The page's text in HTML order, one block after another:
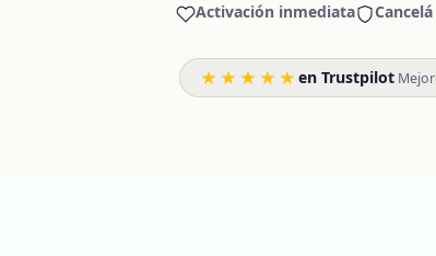
Activación inmediata
★★★★★ en Trustpilot·